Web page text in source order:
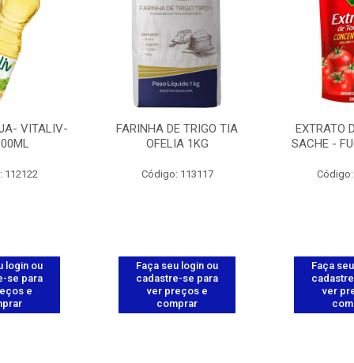
VITALIV-
112122
login ou
se para
e
FARINHA DE TRIGO TIA
OFELIA 1KG
Código: 113117
Faça seu login ou
cadastre-se para
ver preços e
comprar
EXTRATO
SACHE -
Faça
ver